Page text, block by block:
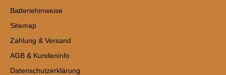
Batteriehinweise
Sitemap
Zahlung & Versand
AGB & Kundeninfo
Datenschutzerklärung